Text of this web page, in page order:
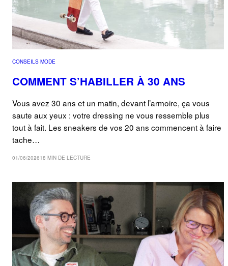
CONSEILS MODE
COMMENT S’HABILLER À 30 ANS
Vous avez 30 ans et un matin, devant l’armoire, ça vous
saute aux yeux : votre dressing ne vous ressemble plus
tout à fait. Les sneakers de vos 20 ans commencent à faire
tache…
01/06/202618 MIN DE LECTURE